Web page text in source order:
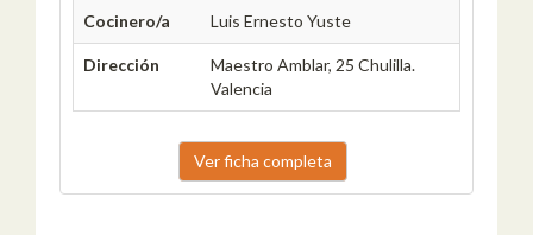
Cocinero/a Luis Ernesto Yuste
Dirección
Maestro Amblar, 25 Chulilla.
Valencia
Ver ficha completa